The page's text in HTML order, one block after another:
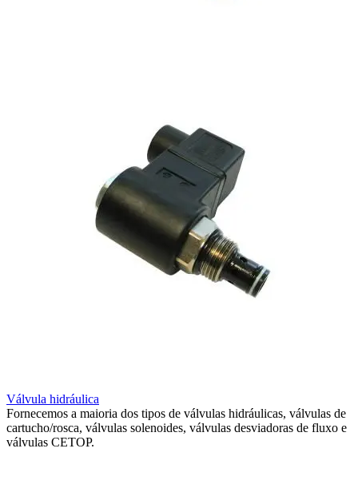
Válvula hidráulica
Fornecemos a maioria dos tipos de válvulas hidráulicas, válvulas de
cartucho/rosca, válvulas solenoides, válvulas desviadoras de fluxo e
válvulas CETOP.